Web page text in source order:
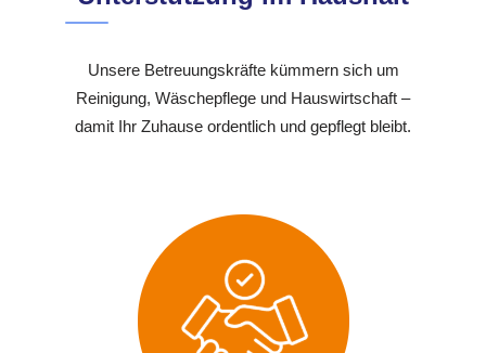
Unsere Betreuungskräfte kümmern sich um
Reinigung, Wäschepflege und Hauswirtschaft –
damit Ihr Zuhause ordentlich und gepflegt bleibt.